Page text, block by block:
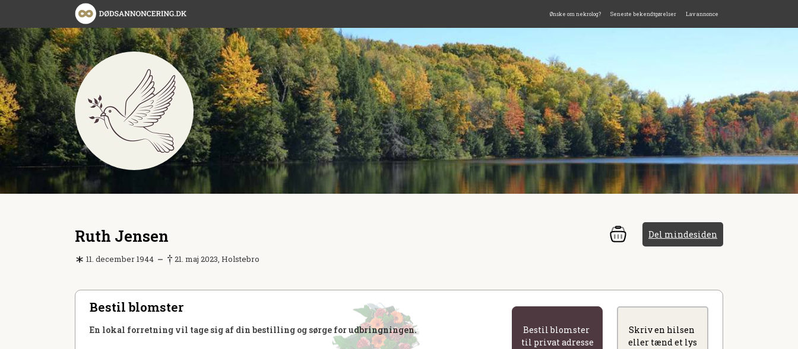
Ønske om nekrolog? Seneste bekendtgørelser Lav annonce
Ruth Jensen Del mindesiden
11. december 1944 21. maj 2023, Holstebro
Bestil blomster
En lokal forretning vil tage sig af din bestilling og sørge for udbringningen.
Bestil blomster
til privat adresse
Skriv en hilsen
eller tænd et lys